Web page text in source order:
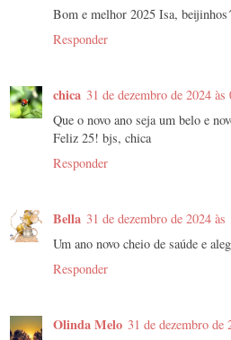
Bom e melhor 2025 Isa,
Responder
chica 31 de dezembro de 2024 às
Que o novo ano seja um belo e
Feliz 25! bjs, chica
Responder
Bella 31 de dezembro de 2024 às
Um ano novo cheio de saúde e
Responder
Olinda Melo 31 de dezembro de